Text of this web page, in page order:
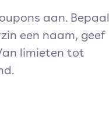
aan. Bepaal
een naam, geef
limieten tot